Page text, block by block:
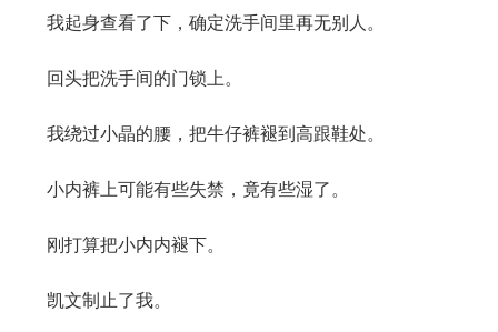
我起身查看了下，确定洗手间里再无别人。
回头把洗手间的门锁上。
我绕过小晶的腰，把牛仔裤褪到高跟鞋处。
小内裤上可能有些失禁，竟有些湿了。
刚打算把小内内褪下。
凯文制止了我。